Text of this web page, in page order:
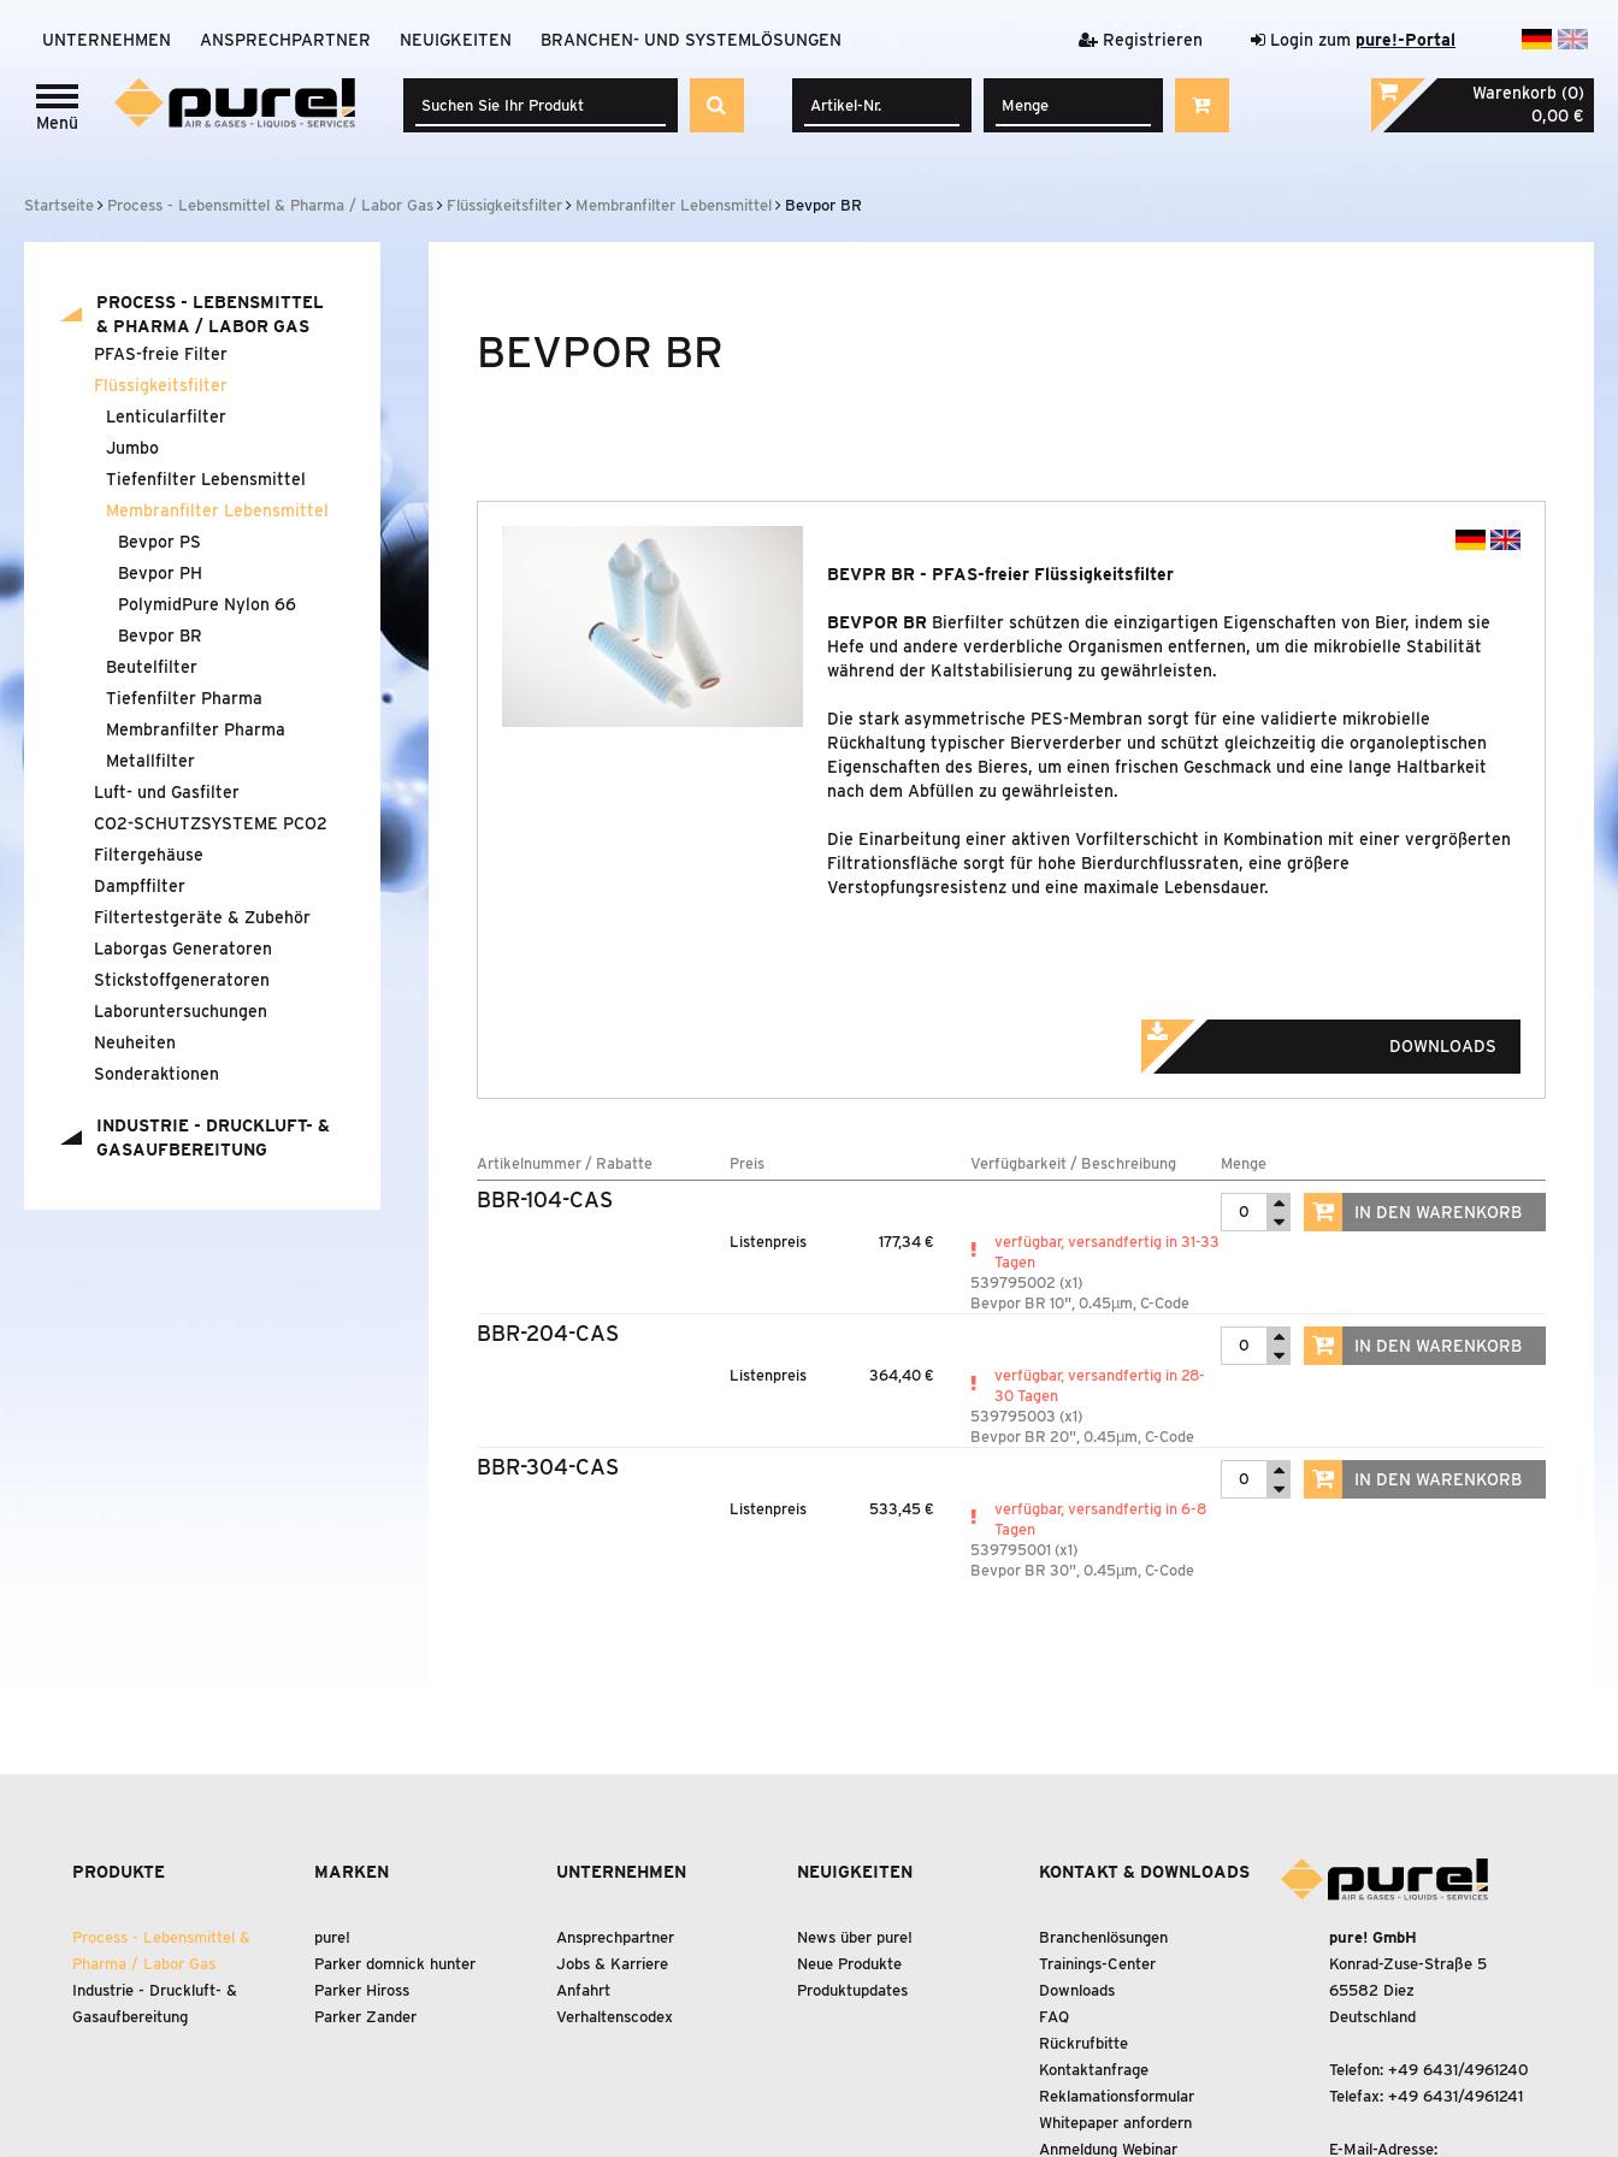
Login zum pure!-Portal
LABOR GAS
FLÜSSIGKEITSFILTER
LENTICULARFILTER
TIEFENFILTER LEBENSMITTEL
MEMBRANFILTER LEBENSMITTEL
BEVPOR PH
POLYMIDPURE NYLON 66
BEVPOR BR
TIEFENFILTER PHARMA
MEMBRANFILTER PHARMA
METALLFILTER
CO2-SCHUTZSYSTEME PCO2
FILTERGEHÄUSE
UNTERNEHMEN ANSPRECHPARTNER NEUIGKEITEN BRANCHEN- UND SYSTEMLÖSUNGEN Registrieren Login zum pure!-Portal
Menü
Warenkorb (0)
0,00 €
Startseite Process - Lebensmittel & Pharma / Labor Gas Flüssigkeitsfilter Membranfilter Lebensmittel Bevpor BR
PROCESS - LEBENSMITTEL
& PHARMA / LABOR GAS
PFAS-freie Filter
Flüssigkeitsfilter
Lenticularfilter
Jumbo
Tiefenfilter Lebensmittel
Membranfilter Lebensmittel
Bevpor PS
Bevpor PH
PolymidPure Nylon 66
Bevpor BR
Beutelfilter
Tiefenfilter Pharma
Membranfilter Pharma
Metallfilter
Luft- und Gasfilter
CO2-SCHUTZSYSTEME PCO2
Filtergehäuse
Dampffilter
Filtertestgeräte & Zubehör
Laborgas Generatoren
Stickstoffgeneratoren
Laboruntersuchungen
Neuheiten
Sonderaktionen
INDUSTRIE - DRUCKLUFT- &
GASAUFBEREITUNG
BEVPOR BR
BEVPR BR - PFAS-freier Flüssigkeitsfilter
BEVPOR BR Bierfilter schützen die einzigartigen Eigenschaften von Bier, indem sie
Hefe und andere verderbliche Organismen entfernen, um die mikrobielle Stabilität
während der Kaltstabilisierung zu gewährleisten.
Die stark asymmetrische PES-Membran sorgt für eine validierte mikrobielle
Rückhaltung typischer Bierverderber und schützt gleichzeitig die organoleptischen
Eigenschaften des Bieres, um einen frischen Geschmack und eine lange Haltbarkeit
nach dem Abfüllen zu gewährleisten.
Die Einarbeitung einer aktiven Vorfilterschicht in Kombination mit einer vergrößerten
Filtrationsfläche sorgt für hohe Bierdurchflussraten, eine größere
Verstopfungsresistenz und eine maximale Lebensdauer.
DOWNLOADS
Artikelnummer / Rabatte Preis Verfügbarkeit / Beschreibung Menge
BBR-104-CAS
Listenpreis 177,34 €
verfügbar, versandfertig in 31-33
Tagen
539795002 (x1)
Bevpor BR 10", 0.45µm, C-Code
IN DEN WARENKORB
BBR-204-CAS
Listenpreis 364,40 €
verfügbar, versandfertig in 28-
30 Tagen
539795003 (x1)
Bevpor BR 20", 0.45µm, C-Code
IN DEN WARENKORB
BBR-304-CAS
Listenpreis 533,45 €
verfügbar, versandfertig in 6-8
Tagen
539795001 (x1)
Bevpor BR 30", 0.45µm, C-Code
IN DEN WARENKORB
PRODUKTE
Process - Lebensmittel &
Pharma / Labor Gas
Industrie - Druckluft- &
Gasaufbereitung
MARKEN
pure!
Parker domnick hunter
Parker Hiross
Parker Zander
UNTERNEHMEN
Ansprechpartner
Jobs & Karriere
Anfahrt
Verhaltenscodex
NEUIGKEITEN
News über pure!
Neue Produkte
Produktupdates
KONTAKT & DOWNLOADS
Branchenlösungen
Trainings-Center
Downloads
FAQ
Rückrufbitte
Kontaktanfrage
Reklamationsformular
Whitepaper anfordern
Anmeldung Webinar
pure! GmbH
Konrad-Zuse-Straße 5
65582 Diez
Deutschland
Telefon: +49 6431/4961240
Telefax: +49 6431/4961241
E-Mail-Adresse: